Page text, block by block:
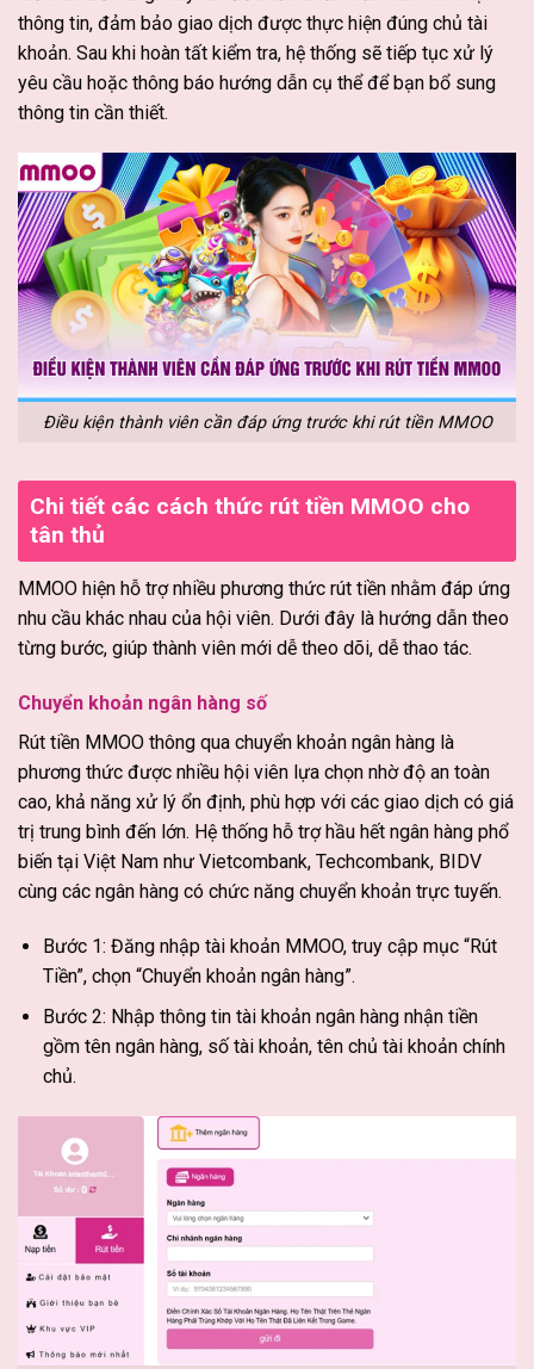
thông tin, đảm bảo giao dịch được thực hiện đúng chủ tài
khoản. Sau khi hoàn tất kiểm tra, hệ thống sẽ tiếp tục xử lý
yêu cầu hoặc thông báo hướng dẫn cụ thể để bạn bổ sung
thông tin cần thiết.
Điều kiện thành viên cần đáp ứng trước khi rút tiền MMOO
Chi tiết các cách thức rút tiền MMOO cho
tân thủ
MMOO hiện hỗ trợ nhiều phương thức rút tiền nhằm đáp ứng
nhu cầu khác nhau của hội viên. Dưới đây là hướng dẫn theo
từng bước, giúp thành viên mới dễ theo dõi, dễ thao tác.
Chuyển khoản ngân hàng số
Rút tiền MMOO thông qua chuyển khoản ngân hàng là
phương thức được nhiều hội viên lựa chọn nhờ độ an toàn
cao, khả năng xử lý ổn định, phù hợp với các giao dịch có giá
trị trung bình đến lớn. Hệ thống hỗ trợ hầu hết ngân hàng phổ
biến tại Việt Nam như Vietcombank, Techcombank, BIDV
cùng các ngân hàng có chức năng chuyển khoản trực tuyến.
Bước 1: Đăng nhập tài khoản MMOO, truy cập mục “Rút
Tiền”, chọn “Chuyển khoản ngân hàng”.
Bước 2: Nhập thông tin tài khoản ngân hàng nhận tiền
gồm tên ngân hàng, số tài khoản, tên chủ tài khoản chính
chủ.